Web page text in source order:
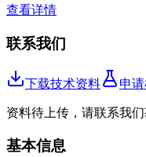
查看详情
联系我们
下载技术资料 申
资料待上传，请联系我们
基本信息